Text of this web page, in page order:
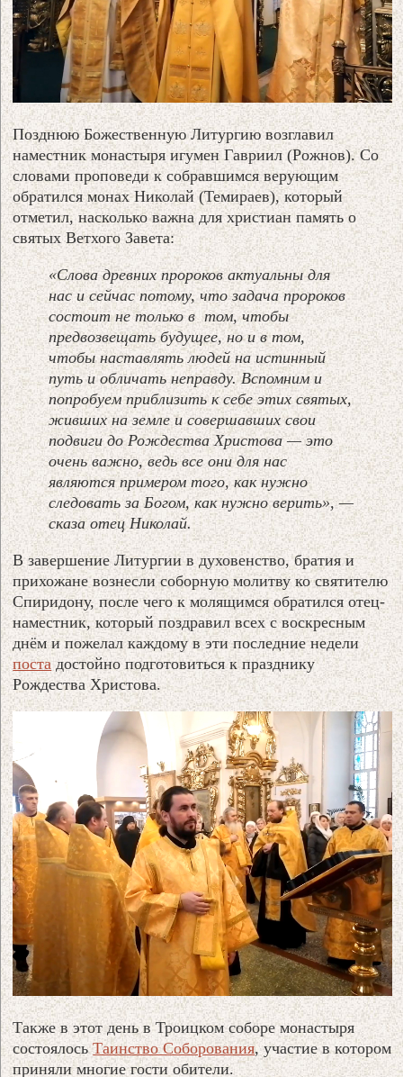
Позднюю Божественную Литургию возглавил
наместник монастыря игумен Гавриил (Рожнов). Со
словами проповеди к собравшимся верующим
обратился монах Николай (Темираев), который
отметил, насколько важна для христиан память о
святых Ветхого Завета:
«Слова древних пророков актуальны для
нас и сейчас потому, что задача пророков
состоит не только в том, чтобы
предвозвещать будущее, но и в том,
чтобы наставлять людей на истинный
путь и обличать неправду. Вспомним и
попробуем приблизить к себе этих святых,
живших на земле и совершавших свои
подвиги до Рождества Христова — это
очень важно, ведь все они для нас
являются примером того, как нужно
следовать за Богом, как нужно верить», —
сказа отец Николай.
В завершение Литургии в духовенство, братия и
прихожане вознесли соборную молитву ко святителю
Спиридону, после чего к молящимся обратился отец-
наместник, который поздравил всех с воскресным
днём и пожелал каждому в эти последние недели
поста достойно подготовиться к празднику
Рождества Христова.
Также в этот день в Троицком соборе монастыря
состоялосьТаинство Соборования, участие в котором
приняли многие гости обители.